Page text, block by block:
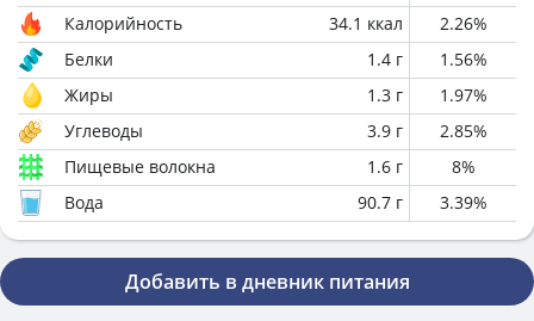
Калорийность 34.1 ккал 2.26%
Белки
1.4 г 1.56%
Жиры
1.3 г 1.97%
Углеводы
3.9 г 2.85%
Пищевые волокна
1.6 г 8%
Вода
90.7 г 3.39%
Добавить в дневник питания